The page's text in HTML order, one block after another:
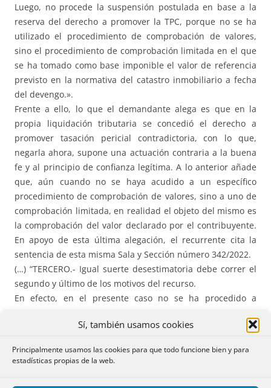
Sí, también usamos cookies
Principalmente usamos las cookies para que todo funcione bien y para
estadísticas propias de la web.
Luego, no procede la suspensión postulada en base a la
reserva del derecho a promover la TPC, porque no se ha
utilizado el procedimiento de comprobación de valores,
sino el procedimiento de comprobación limitada en el que
se ha tomado como base imponible el valor de referencia
previsto en la normativa del catastro inmobiliario a fecha
del devengo.».
Frente a ello, lo que el demandante alega es que en la
propia liquidación tributaria se concedió el derecho a
promover tasación pericial contradictoria, con lo que,
negarla ahora, supone una actuación contraria a la buena
fe y al principio de confianza legítima. A lo anterior añade
que, aún cuando no se haya acudido a un específico
procedimiento de comprobación de valores, sino a uno de
comprobación limitada, en realidad el objeto del mismo es
la comprobación del valor declarado por el contribuyente.
En apoyo de esta última alegación, el recurrente cita la
sentencia de esta misma Sala y Sección número 342/2022.
(…) “TERCERO.- Igual suerte desestimatoria debe correr el
segundo y último de los motivos del recurso.
En efecto, en el presente caso no se ha procedido a
procedimiento específico al efecto ni en el seno del
se ha hecho es, simple y sencillamente, aplicar lo
determina que el valor del inmuebles será el valor de